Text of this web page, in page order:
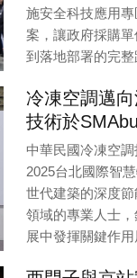
施安全科技應用
案，讓政府採購
到落地部署的完
冷凍空調邁
技術於
中華民國冷凍空
2025台北國際智
世代建築的深度
領域的專業人士
展中發揮關鍵作